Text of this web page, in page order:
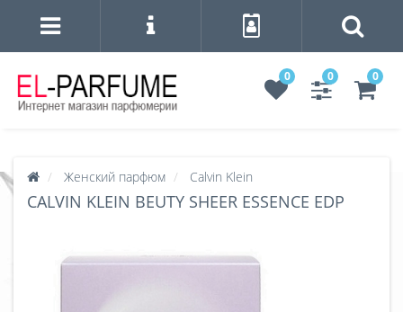
0 0 0
Женский парфюм Calvin Klein
CALVIN KLEIN BEUTY SHEER ESSENCE EDP